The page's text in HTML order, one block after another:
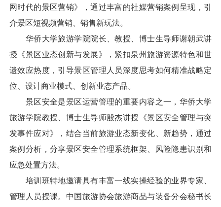
网时代的景区营销》，通过丰富的社媒营销案例呈现，引
介景区短视频营销、销售新玩法。
华侨大学旅游学院院长、教授、博士生导师谢朝武讲
授《景区业态创新与发展》，紧扣泉州旅游资源特色和世
遗效应热度，引导景区管理人员深度思考如何精准战略定
位、设计商业模式、创新业态产品。
景区安全是景区运营管理的重要内容之一，华侨大学
旅游学院教授、博士生导师殷杰讲授《景区安全管理与突
发事件应对》，结合当前旅游业态新变化、新趋势，通过
案例分析，分享景区安全管理系统框架、风险隐患识别和
应急处置方法。
培训班特地邀请具有丰富一线实操经验的业界专家、
管理人员授课。中国旅游协会旅游商品与装备分会秘书长